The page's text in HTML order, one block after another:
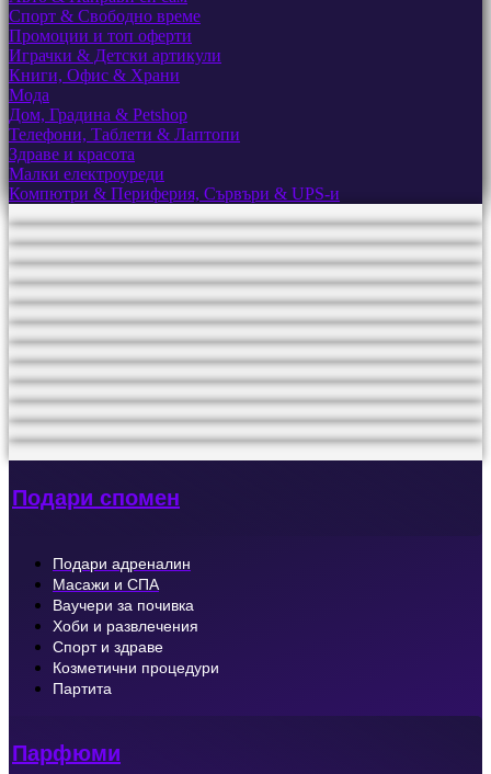
Спорт & Свободно време
Промоции и топ оферти
Играчки & Детски артикули
Книги, Офис & Храни
Мода
Дом, Градина & Petshop
Телефони, Таблети & Лаптопи
Здраве и красота
Малки електроуреди
Компютри & Периферия, Сървъри & UPS-и
Подари спомен
Подари адреналин
Масажи и СПА
Ваучери за почивка
Хоби и развлечения
Спорт и здраве
Козметични процедури
Партита
Парфюми